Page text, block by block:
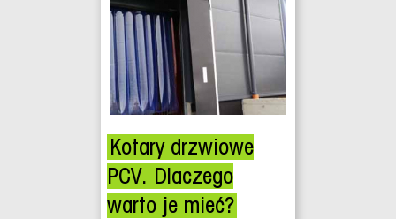
Kotary drzwiowe
PCV. Dlaczego
warto je mieć?